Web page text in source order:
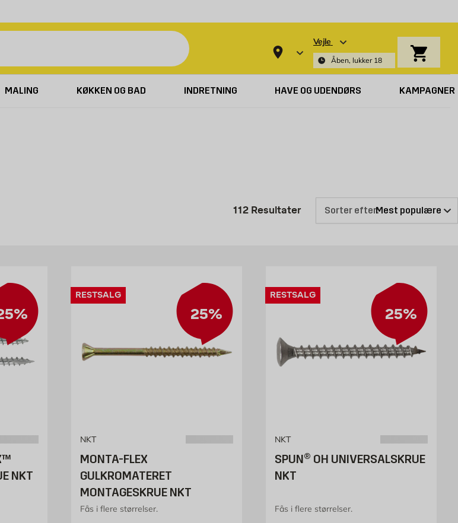
Vejle
Åben, lukker 18
MALING KØKKEN OG BAD INDRETNING HAVE OG UDENDØRS KAMPAGNER
112 ResultaterProduktliste er opdateret: 112
Sorter efter:
NKT
25%
RESTSALG
NKT
MONTA-FLEX
GULKROMATERET
MONTAGESKRUE NKT
Fås i flere størrelser.
25%
RESTSALG
NKT
SPUN® OH UNIVERSALSKRUE
NKT
Fås i flere størrelser.